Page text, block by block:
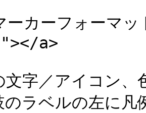
カーフォーマ
a>
文字／アイコン
のラベルの左に